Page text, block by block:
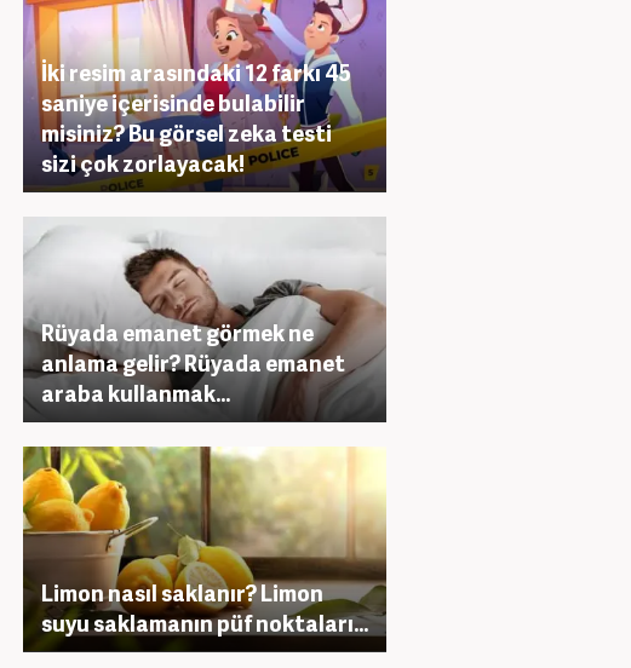
İki resim arasındaki 12 farkı 45
saniye içerisinde bulabilir
misiniz? Bu görsel zeka testi
sizi çok zorlayacak!
Rüyada emanet görmek ne
anlama gelir? Rüyada emanet
araba kullanmak...
Limon nasıl saklanır? Limon
suyu saklamanın püf noktaları…